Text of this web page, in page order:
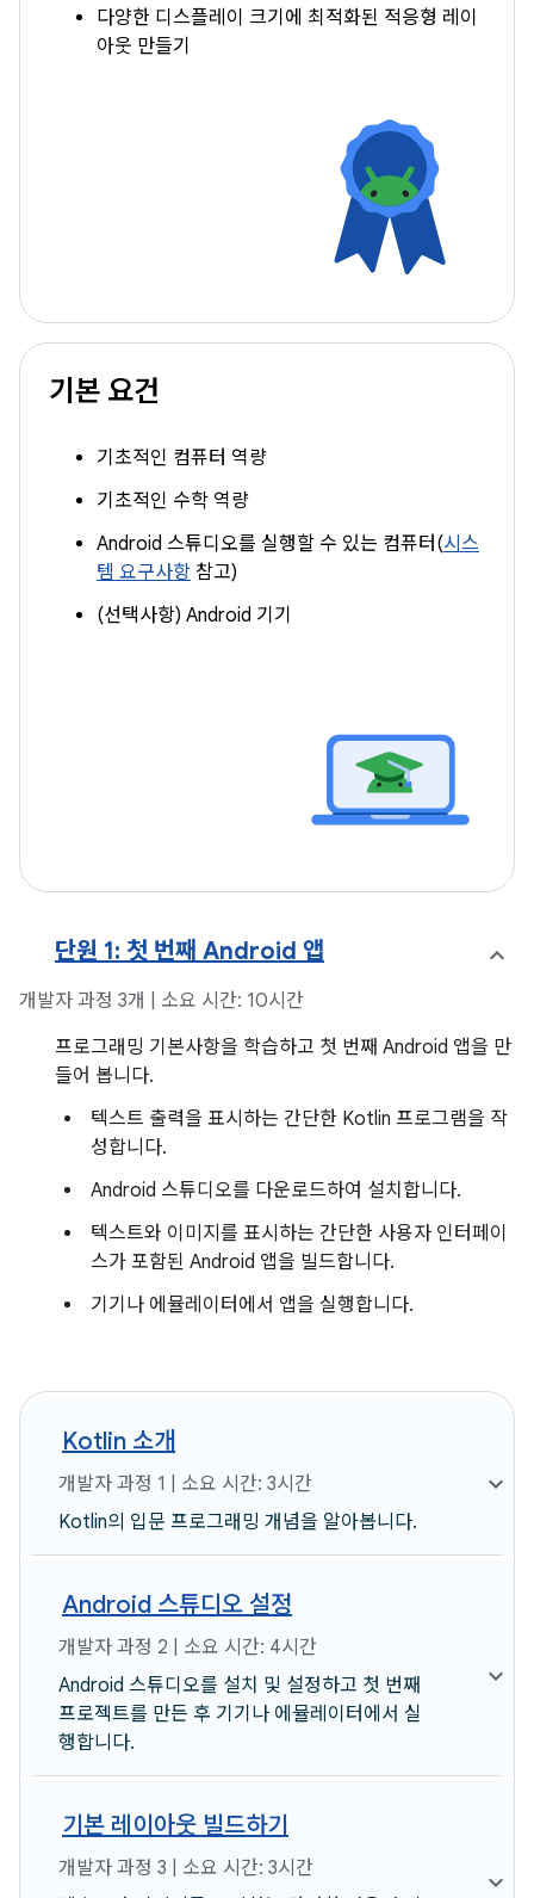
다양한 디스플레이 크기에 최적화된 적응형 레이
아웃 만들기
기본 요건
기초적인 컴퓨터 역량
기초적인 수학 역량
Android 스튜디오를 실행할 수 있는 컴퓨터(시스
템 요구사항 참고)
(선택사항) Android 기기
단원 1: 첫 번째 Android 앱
개발자 과정 3개 | 소요 시간: 10시간
프로그래밍 기본사항을 학습하고 첫 번째 Android 앱을 만
들어 봅니다.
텍스트 출력을 표시하는 간단한 Kotlin 프로그램을 작
성합니다.
Android 스튜디오를 다운로드하여 설치합니다.
텍스트와 이미지를 표시하는 간단한 사용자 인터페이
스가 포함된 Android 앱을 빌드합니다.
기기나 에뮬레이터에서 앱을 실행합니다.
Kotlin 소개
개발자 과정 1 | 소요 시간: 3시간
Kotlin의 입문 프로그래밍 개념을 알아봅니다.
Android 스튜디오 설정
개발자 과정 2 | 소요 시간: 4시간
Android 스튜디오를 설치 및 설정하고 첫 번째
프로젝트를 만든 후 기기나 에뮬레이터에서 실
행합니다.
기본 레이아웃 빌드하기
개발자 과정 3 | 소요 시간: 3시간